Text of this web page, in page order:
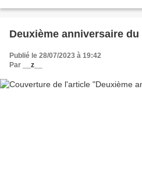
Deuxième anniversaire
Publié le 28/07/2023 à 19:42
Par
__z__